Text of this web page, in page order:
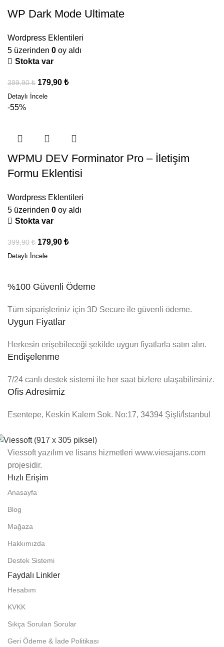
WP Dark Mode Ultimate
Wordpress Eklentileri
5 üzerinden 0 oy aldı
Stokta var
399,90₺ 179,90 ₺
-55%
WPMU DEV Forminator Pro – İletişim
Formu Eklentisi
Wordpress Eklentileri
5 üzerinden 0 oy aldı
Stokta var
399,90₺ 179,90 ₺
%100 Güvenli Ödeme
Tüm siparişleriniz için 3D Secure ile güvenli ödeme.
Uygun Fiyatlar
Herkesin erişebileceği şekilde uygun fiyatlarla satın alın.
Endişelenme
7/24 canlı destek sistemi ile her saat bizlere ulaşabilirsiniz.
Ofis Adresimiz
Esentepe, Keskin Kalem Sok. No:17, 34394 Şişli/İstanbul
Viessoft yazılım ve lisans hizmetleri www.viesajans.com
projesidir.
Hızlı Erişim
Anasayfa
Blog
Mağaza
Hakkımızda
Destek Sistemi
Faydalı Linkler
Hesabım
KVKK
Sıkça Sorulan Sorular
Geri Ödeme & İade Politikası